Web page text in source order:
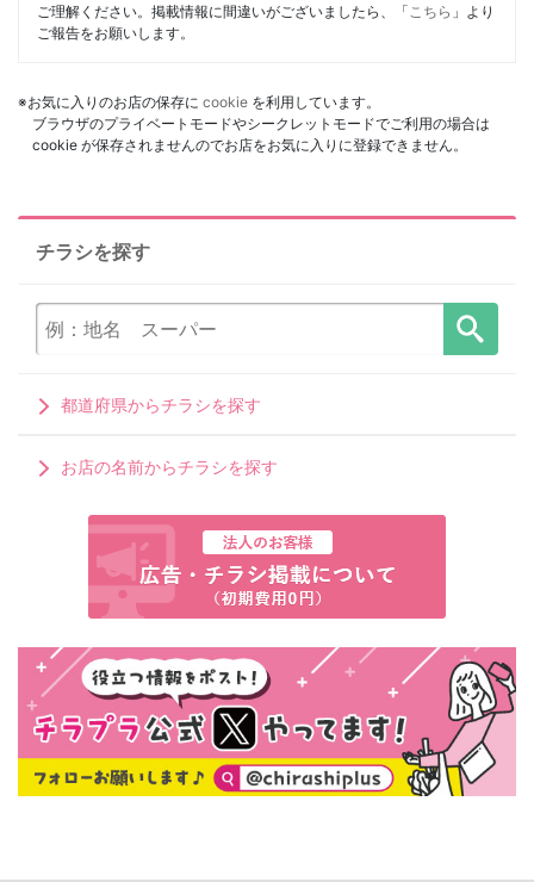
ご理解ください。掲載情報に間違いがございましたら、「 こちら 」より
ご報告をお願いします。
※お気に入りのお店の保存に cookie を利用しています。
ブラウザのプライベートモードやシークレットモードでご利用の場合は
cookie が保存されませんのでお店をお気に入りに登録できません。
チラシを探す
都道府県からチラシを探す
お店の名前からチラシを探す